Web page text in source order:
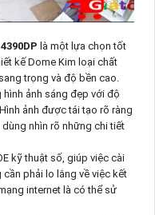
là một lựa chọn tốt
kế Dome Kim loại chất
trọng và độ bền cao.
ảnh sáng đẹp với độ
ảnh được tái tạo rõ ràng
nhìn rõ những chi tiết
kỹ thuật số, giúp việc cài
phải lo lắng về việc kết
internet là có thể sử